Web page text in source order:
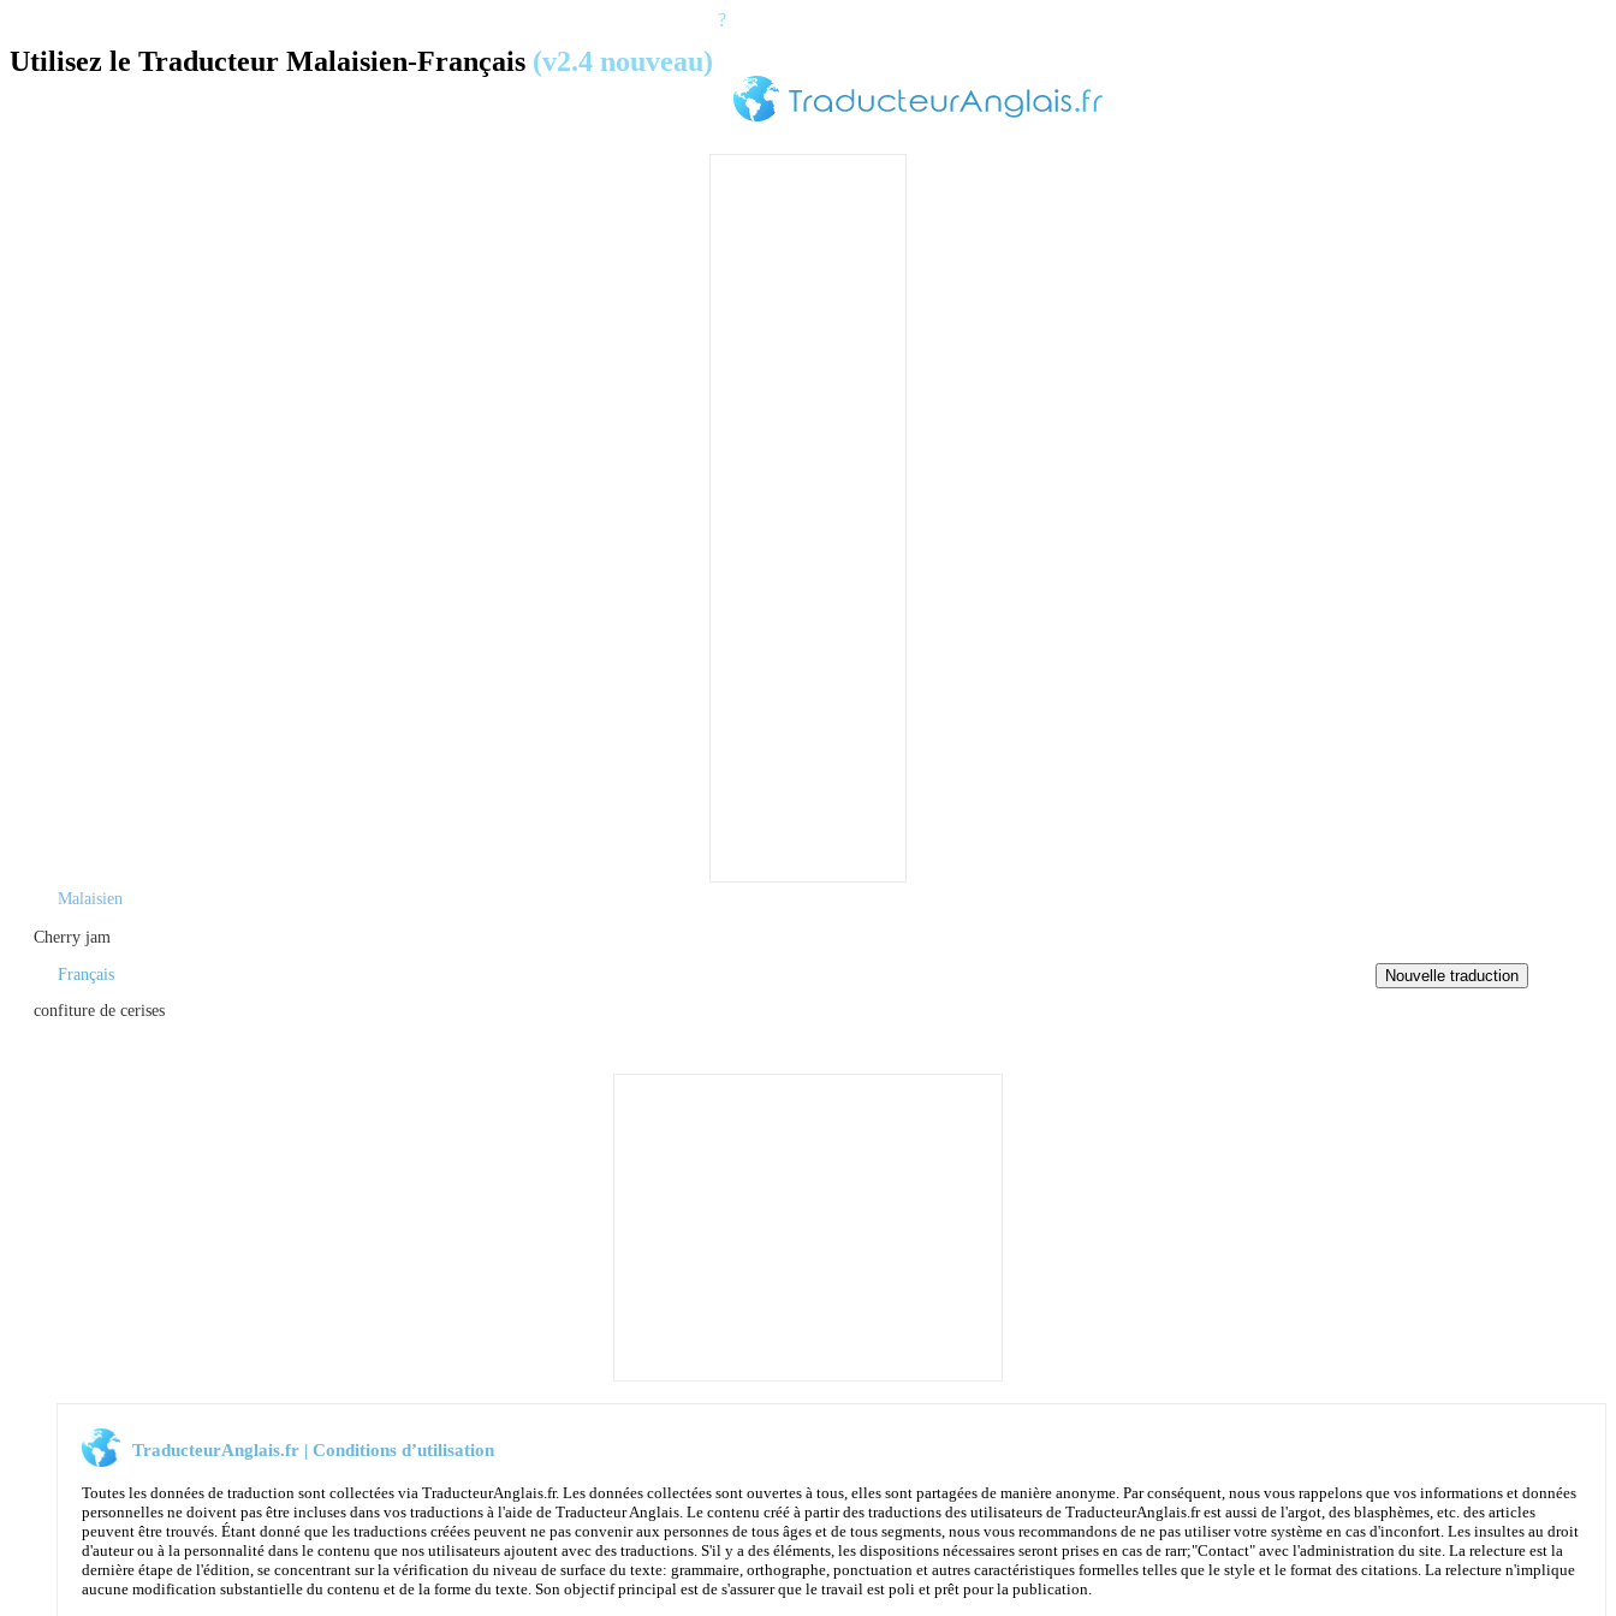
Utilisez le Traducteur Malaisien-Français (v2.4 nouveau)
?
Malaisien
Cherry jam
Français
confiture de cerises
TraducteurAnglais.fr | Conditions d’utilisation
Toutes les données de traduction sont collectées via TraducteurAnglais.fr. Les données collectées sont ouvertes à tous, elles sont partagées de manière anonyme. Par conséquent, nous vous rappelons que vos informations et données
personnelles ne doivent pas être incluses dans vos traductions à l'aide de Traducteur Anglais. Le contenu créé à partir des traductions des utilisateurs de TraducteurAnglais.fr est aussi de l'argot, des blasphèmes, etc. des articles
peuvent être trouvés. Étant donné que les traductions créées peuvent ne pas convenir aux personnes de tous âges et de tous segments, nous vous recommandons de ne pas utiliser votre système en cas d'inconfort. Les insultes au droit
d'auteur ou à la personnalité dans le contenu que nos utilisateurs ajoutent avec des traductions. S'il y a des éléments, les dispositions nécessaires seront prises en cas de rarr;"Contact" avec l'administration du site. La relecture est la
dernière étape de l'édition, se concentrant sur la vérification du niveau de surface du texte: grammaire, orthographe, ponctuation et autres caractéristiques formelles telles que le style et le format des citations. La relecture n'implique
aucune modification substantielle du contenu et de la forme du texte. Son objectif principal est de s'assurer que le travail est poli et prêt pour la publication.